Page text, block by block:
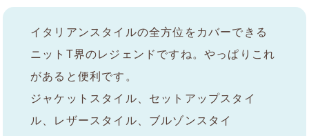
イタリアンスタイルの全方位をカバーできる
ニットT界のレジェンドですね。やっぱりこれ
があると便利です。
ジャケットスタイル、セットアップスタイ
ル、レザースタイル、ブルゾンスタイ